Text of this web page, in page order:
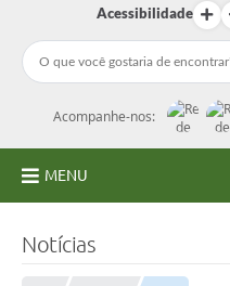
Acessibilidade
Acompanhe-nos:
MENU
Notícias